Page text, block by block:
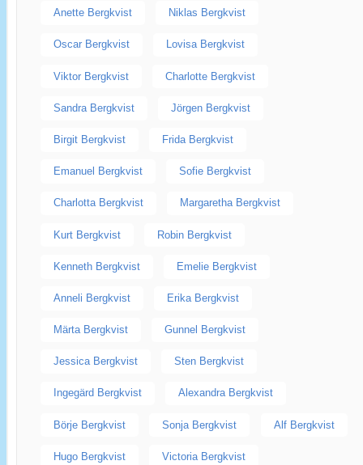
Anette Bergkvist Niklas Bergkvist
Oscar Bergkvist Lovisa Bergkvist
Viktor Bergkvist Charlotte Bergkvist
Sandra Bergkvist Jörgen Bergkvist
Birgit Bergkvist Frida Bergkvist
Emanuel Bergkvist Sofie Bergkvist
Charlotta Bergkvist Margaretha Bergkvist
Kurt Bergkvist Robin Bergkvist
Kenneth Bergkvist Emelie Bergkvist
Anneli Bergkvist Erika Bergkvist
Märta Bergkvist Gunnel Bergkvist
Jessica Bergkvist Sten Bergkvist
Ingegärd Bergkvist Alexandra Bergkvist
Börje Bergkvist Sonja Bergkvist Alf Bergkvist
Hugo Bergkvist Victoria Bergkvist